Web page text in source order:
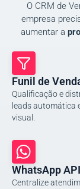
O CRM de
empresa
aumentar a
Funil de
Qualificação e
leads automática
visual.
WhatsApp
Centralize